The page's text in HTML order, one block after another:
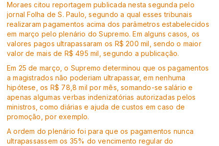
Moraes citou reportagem publicada nesta segunda pelo
jornal Folha de S. Paulo, segundo a qual esses tribunais
realizaram pagamentos acima dos parâmetros estabelecidos
em março pelo plenário do Supremo. Em alguns casos, os
valores pagos ultrapassaram os R$ 200 mil, sendo o maior
valor de mais de R$ 495 mil, segundo a publicação.
Em 25 de março, o Supremo determinou que os pagamentos
a magistrados não poderiam ultrapassar, em nenhuma
hipótese, os R$ 78,8 mil por mês, somando-se salário e
apenas algumas verbas indenizatórias autorizadas pelos
ministros, como diárias e ajuda de custos em caso de
promoção, por exemplo.
A ordem do plenário foi para que os pagamentos nunca
ultrapassassem os 35% do vencimento regular do